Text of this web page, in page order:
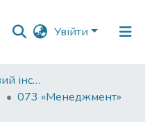
Увійти
Навчально-науковий інститут економіки, управління, права та інформаційних технологій
073 «Менеджмент»